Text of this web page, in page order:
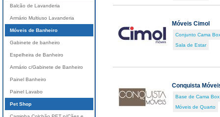
Móveis Cimol
Conjunto Cama
Sala de Estar
Conquista
Base de Cama Box
Móveis de Quarto
Balcão de Lavanderia
Armário Multiuso Lavanderia
Móveis de Banheiro
Gabinete de banheiro
Espelheira de Banheiro
Armário c/Gabinete de Banheiro
Painel Banheiro
Painel Lavabo
Pet Shop